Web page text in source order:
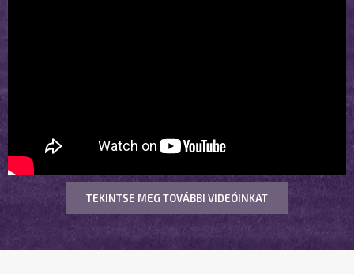
TEKINTSE MEG TOVÁBBI VIDEÓINKAT